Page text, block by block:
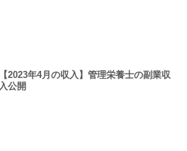
【2023年4月の収入】管理栄養士の副業収
入公開